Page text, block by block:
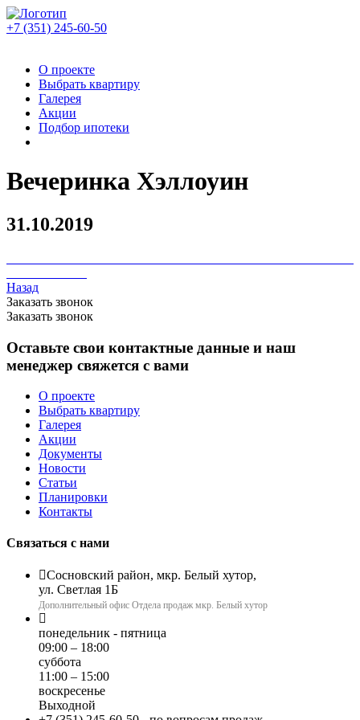
+7 (351) 245-60-50
О проекте
Выбрать квартиру
Галерея
Акции
Подбор ипотеки
Вечеринка Хэллоуин
31.10.2019
Назад
Заказать звонок
Заказать звонок
Оставьте свои контактные данные и наш
менеджер свяжется с вами
О проекте
Выбрать квартиру
Галерея
Акции
Документы
Новости
Статьи
Планировки
Контакты
Связаться с нами
Сосновский район, мкр. Белый хутор,
ул. Светлая 1Б
Дополнительный офис Отдела продаж мкр. Белый хутор
понедельник - пятница
09:00 – 18:00
суббота
11:00 – 15:00
воскресенье
Выходной